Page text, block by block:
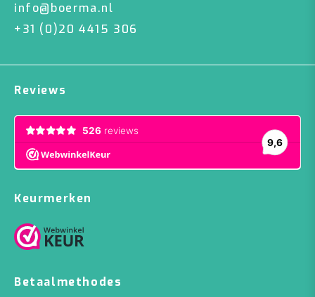
info@boerma.nl
+31 (0)20 4415 306
Reviews
Keurmerken
Betaalmethodes